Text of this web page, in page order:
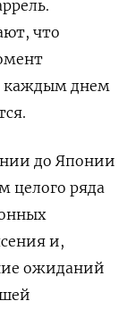
что
⁠каждым днем
до Японии
целого ряда
‌и,
ожиданий